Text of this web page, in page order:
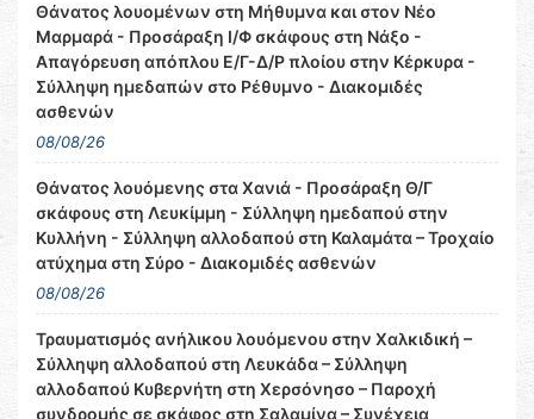
Θάνατος λουομένων στη Μήθυμνα και στον Νέο
Μαρμαρά - Προσάραξη Ι/Φ σκάφους στη Νάξο -
Απαγόρευση απόπλου Ε/Γ-Δ/Ρ πλοίου στην Κέρκυρα -
Σύλληψη ημεδαπών στο Ρέθυμνο - Διακομιδές
ασθενών
08/08/26
Θάνατος λουόμενης στα Χανιά - Προσάραξη Θ/Γ
σκάφους στη Λευκίμμη - Σύλληψη ημεδαπού στην
Κυλλήνη - Σύλληψη αλλοδαπού στη Καλαμάτα – Τροχαίο
ατύχημα στη Σύρο - Διακομιδές ασθενών
08/08/26
Τραυματισμός ανήλικου λουόμενου στην Χαλκιδική –
Σύλληψη αλλοδαπού στη Λευκάδα – Σύλληψη
αλλοδαπού Κυβερνήτη στη Χερσόνησο – Παροχή
συνδρομής σε σκάφος στη Σαλαμίνα – Συνέχεια